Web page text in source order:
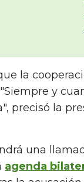
la
y
precisó la
una
agenda